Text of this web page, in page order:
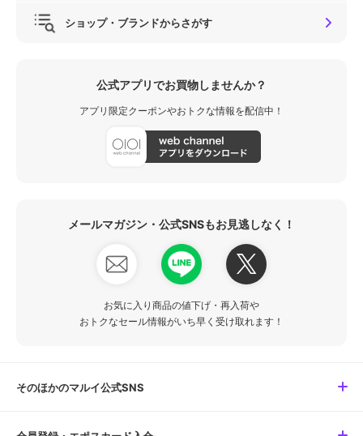
ショップ・ブランドからさがす
公式アプリでお買物しませんか？
アプリ限定クーポンやおトクな情報を配信中！
メールマガジン・公式SNSもお見逃しなく！
お気に入り商品の値下げ・再入荷や
おトクなセール情報がいち早く受け取れます！
そのほかのマルイ公式SNS